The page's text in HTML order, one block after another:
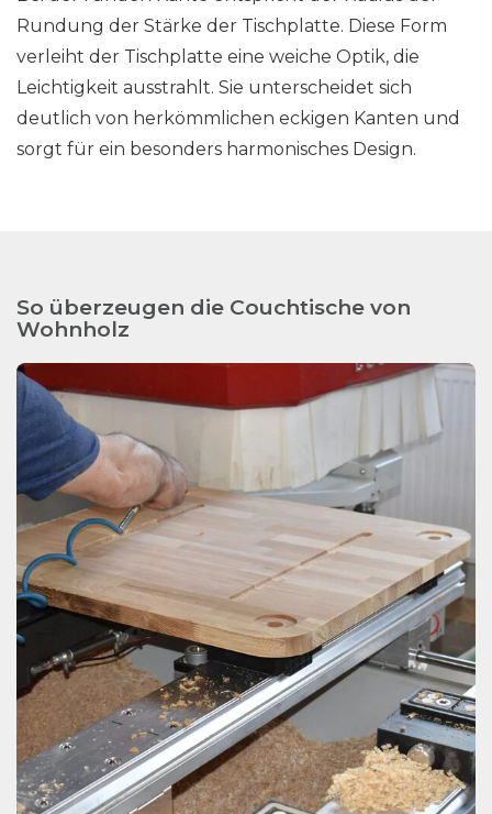
Rundung der Stärke der Tischplatte. Diese Form
verleiht der Tischplatte eine weiche Optik, die
Leichtigkeit ausstrahlt. Sie unterscheidet sich
deutlich von herkömmlichen eckigen Kanten und
sorgt für ein besonders harmonisches Design.
So überzeugen die Couchtische von
Wohnholz